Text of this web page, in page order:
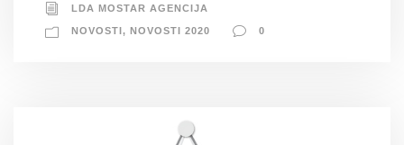
LDA MOSTAR AGENCIJA
NOVOSTI , NOVOSTI 2020 0